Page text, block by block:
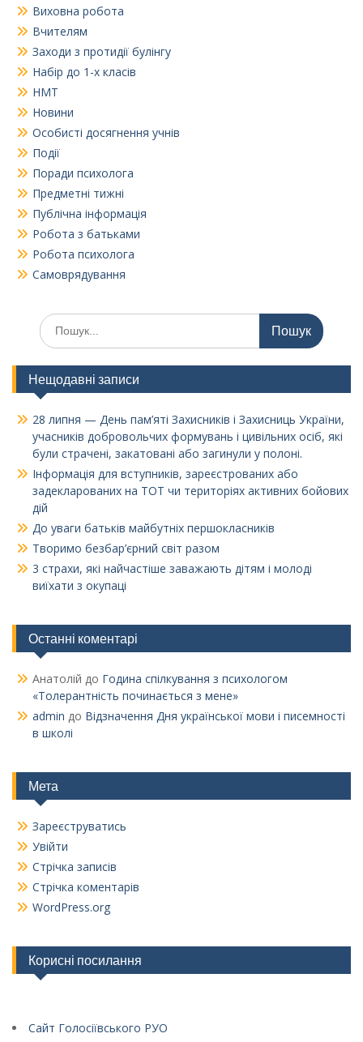
Виховна робота
Вчителям
Заходи з протидії булінгу
Набір до 1-х класів
НМТ
Новини
Особисті досягнення учнів
Події
Поради психолога
Предметні тижні
Публічна інформація
Робота з батьками
Робота психолога
Самоврядування
Шукати:
Нещодавні записи
28 липня — День пам’яті Захисників і Захисниць України,
учасників добровольчих формувань і цивільних осіб, які
були страчені, закатовані або загинули у полоні.
Інформація для вступників, зареєстрованих або
задекларованих на ТОТ чи територіях активних бойових
дій
До уваги батьків майбутніх першокласників
Творимо безбар’єрний світ разом
3 страхи, які найчастіше заважають дітям і молоді
виїхати з окупаці
Останні коментарі
Анатолій до Година спілкування з психологом
«Толерантність починається з мене»
admin до Відзначення Дня української мови і писемності
в школі
Мета
Зареєструватись
Увійти
Стрічка записів
Стрічка коментарів
WordPress.org
Корисні посилання
Сайт Голосіївського РУО